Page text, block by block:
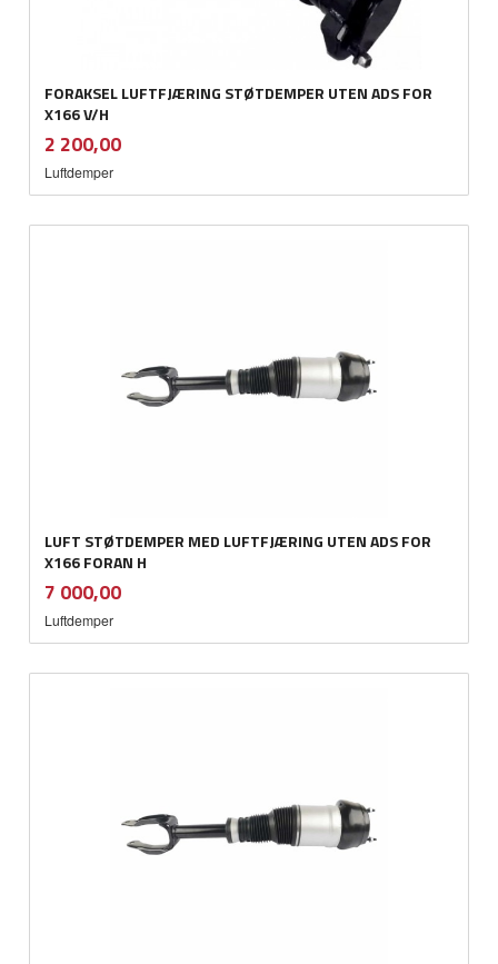
FORAKSEL LUFTFJÆRING STØTDEMPER UTEN ADS FOR
X166 V/H
Pris
2 200,00mva.
Luftdemper
LUFT STØTDEMPER MED LUFTFJÆRING UTEN ADS FOR
X166 FORAN H
Pris
7 000,00mva.
Luftdemper